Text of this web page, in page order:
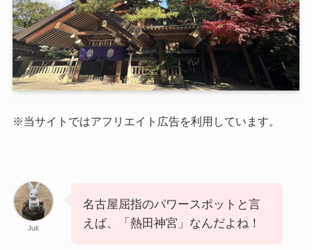
※当サイトではアフリエイト広告を利用しています。
Juli
名古屋屈指のパワースポットと言
えば、「熱田神宮」なんだよね！